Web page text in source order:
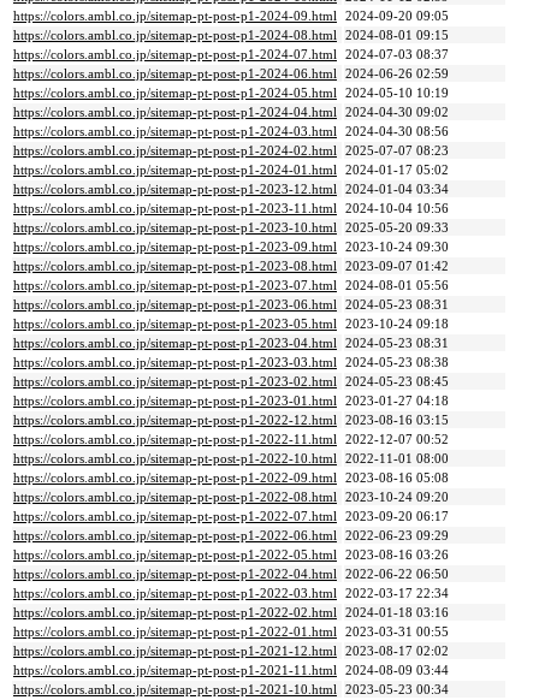
https://colors.ambl.co.jp/sitemap-pt-post-p1-2024-09.html 2024-09-20 09:05
https://colors.ambl.co.jp/sitemap-pt-post-p1-2024-08.html 2024-08-01 09:15
https://colors.ambl.co.jp/sitemap-pt-post-p1-2024-07.html 2024-07-03 08:37
https://colors.ambl.co.jp/sitemap-pt-post-p1-2024-06.html 2024-06-26 02:59
https://colors.ambl.co.jp/sitemap-pt-post-p1-2024-05.html 2024-05-10 10:19
https://colors.ambl.co.jp/sitemap-pt-post-p1-2024-04.html 2024-04-30 09:02
https://colors.ambl.co.jp/sitemap-pt-post-p1-2024-03.html 2024-04-30 08:56
https://colors.ambl.co.jp/sitemap-pt-post-p1-2024-02.html 2025-07-07 08:23
https://colors.ambl.co.jp/sitemap-pt-post-p1-2024-01.html 2024-01-17 05:02
https://colors.ambl.co.jp/sitemap-pt-post-p1-2023-12.html 2024-01-04 03:34
https://colors.ambl.co.jp/sitemap-pt-post-p1-2023-11.html 2024-10-04 10:56
https://colors.ambl.co.jp/sitemap-pt-post-p1-2023-10.html 2025-05-20 09:33
https://colors.ambl.co.jp/sitemap-pt-post-p1-2023-09.html 2023-10-24 09:30
https://colors.ambl.co.jp/sitemap-pt-post-p1-2023-08.html 2023-09-07 01:42
https://colors.ambl.co.jp/sitemap-pt-post-p1-2023-07.html 2024-08-01 05:56
https://colors.ambl.co.jp/sitemap-pt-post-p1-2023-06.html 2024-05-23 08:31
https://colors.ambl.co.jp/sitemap-pt-post-p1-2023-05.html 2023-10-24 09:18
https://colors.ambl.co.jp/sitemap-pt-post-p1-2023-04.html 2024-05-23 08:31
https://colors.ambl.co.jp/sitemap-pt-post-p1-2023-03.html 2024-05-23 08:38
https://colors.ambl.co.jp/sitemap-pt-post-p1-2023-02.html 2024-05-23 08:45
https://colors.ambl.co.jp/sitemap-pt-post-p1-2023-01.html 2023-01-27 04:18
https://colors.ambl.co.jp/sitemap-pt-post-p1-2022-12.html 2023-08-16 03:15
https://colors.ambl.co.jp/sitemap-pt-post-p1-2022-11.html 2022-12-07 00:52
https://colors.ambl.co.jp/sitemap-pt-post-p1-2022-10.html 2022-11-01 08:00
https://colors.ambl.co.jp/sitemap-pt-post-p1-2022-09.html 2023-08-16 05:08
https://colors.ambl.co.jp/sitemap-pt-post-p1-2022-08.html 2023-10-24 09:20
https://colors.ambl.co.jp/sitemap-pt-post-p1-2022-07.html 2023-09-20 06:17
https://colors.ambl.co.jp/sitemap-pt-post-p1-2022-06.html 2022-06-23 09:29
https://colors.ambl.co.jp/sitemap-pt-post-p1-2022-05.html 2023-08-16 03:26
https://colors.ambl.co.jp/sitemap-pt-post-p1-2022-04.html 2022-06-22 06:50
https://colors.ambl.co.jp/sitemap-pt-post-p1-2022-03.html 2022-03-17 22:34
https://colors.ambl.co.jp/sitemap-pt-post-p1-2022-02.html 2024-01-18 03:16
https://colors.ambl.co.jp/sitemap-pt-post-p1-2022-01.html 2023-03-31 00:55
https://colors.ambl.co.jp/sitemap-pt-post-p1-2021-12.html 2023-08-17 02:02
https://colors.ambl.co.jp/sitemap-pt-post-p1-2021-11.html 2024-08-09 03:44
https://colors.ambl.co.jp/sitemap-pt-post-p1-2021-10.html 2023-05-23 00:34